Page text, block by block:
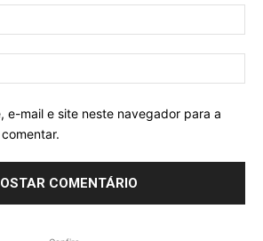
e-mail e site neste navegador para a